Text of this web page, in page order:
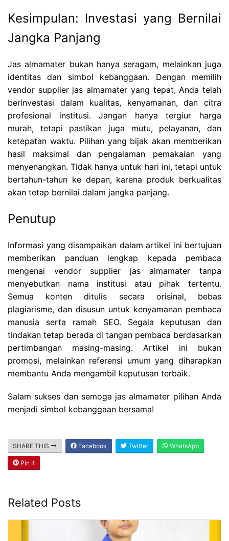
Kesimpulan: Investasi yang Bernilai
Jangka Panjang
Jas almamater bukan hanya seragam, melainkan juga
identitas dan simbol kebanggaan. Dengan memilih
vendor supplier jas almamater yang tepat, Anda telah
berinvestasi dalam kualitas, kenyamanan, dan citra
profesional institusi. Jangan hanya tergiur harga
murah, tetapi pastikan juga mutu, pelayanan, dan
ketepatan waktu. Pilihan yang bijak akan memberikan
hasil maksimal dan pengalaman pemakaian yang
menyenangkan. Tidak hanya untuk hari ini, tetapi untuk
bertahun-tahun ke depan, karena produk berkualitas
akan tetap bernilai dalam jangka panjang.
Penutup
Informasi yang disampaikan dalam artikel ini bertujuan
memberikan panduan lengkap kepada pembaca
mengenai vendor supplier jas almamater tanpa
menyebutkan nama institusi atau pihak tertentu.
Semua konten ditulis secara orisinal, bebas
plagiarisme, dan disusun untuk kenyamanan pembaca
manusia serta ramah SEO. Segala keputusan dan
tindakan tetap berada di tangan pembaca berdasarkan
pertimbangan masing-masing. Artikel ini bukan
promosi, melainkan referensi umum yang diharapkan
membantu Anda mengambil keputusan terbaik.
Salam sukses dan semoga jas almamater pilihan Anda
menjadi simbol kebanggaan bersama!
SHARE THIS Facebook Twitter WhatsApp
Pin It
Related Posts